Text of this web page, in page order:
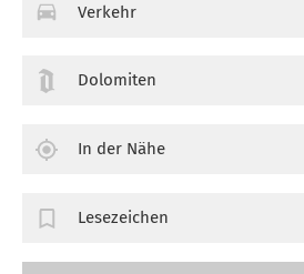
Verkehr
Dolomiten
In der Nähe
Lesezeichen